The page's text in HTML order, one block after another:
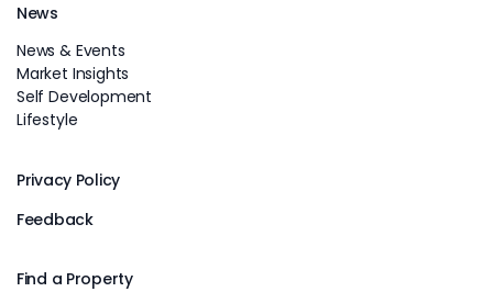
News
News & Events
Market Insights
Self Development
Lifestyle
Privacy Policy
Feedback
Find a Property